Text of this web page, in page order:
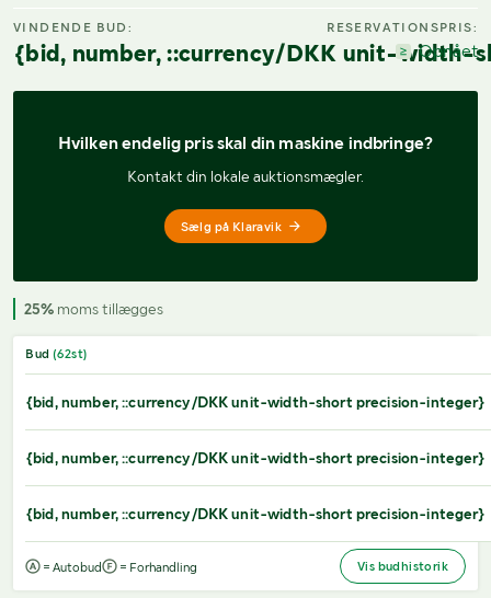
VINDENDE BUD:
{bid, number, ::currency/DKK unit-width-
RESERVATIONSPRIS:
Opnået
Hvilken endelig pris skal din maskine indbringe?
Kontakt din lokale auktionsmægler.
Sælg på Klaravik
25% moms tillægges
Bud (62st)
{bid, number, ::currency/DKK unit-width-short precision-integer}
{bid, number, ::currency/DKK unit-width-short precision-integer}
{bid, number, ::currency/DKK unit-width-short precision-integer}
= Autobud = Forhandling Vis budhistorik